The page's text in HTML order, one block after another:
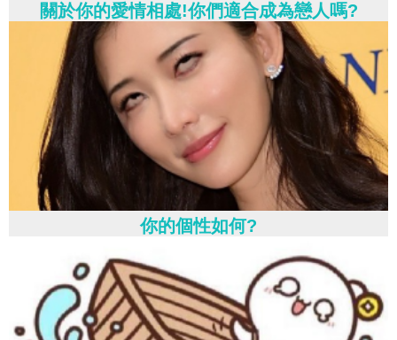
關於你的愛情相處!你們適合成為戀人嗎?
你的個性如何?